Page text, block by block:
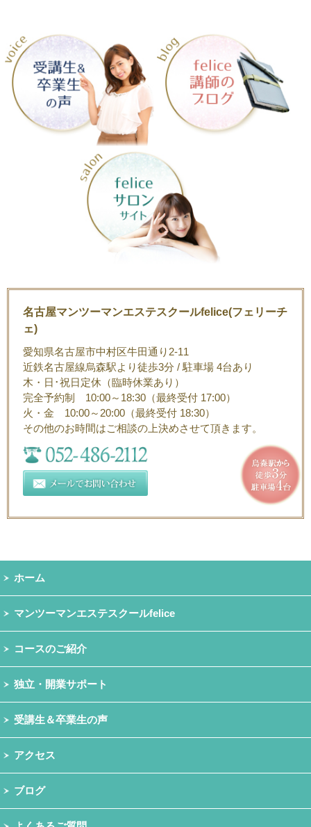
名古屋マンツーマンエステスクールfelice(フェリーチ
ェ)
愛知県名古屋市中村区牛田通り2-11
近鉄名古屋線烏森駅より徒歩3分 / 駐車場 4台あり
木・日･祝日定休（臨時休業あり）
完全予約制 10:00～18:30（最終受付 17:00）
火・金 10:00～20:00（最終受付 18:30）
その他のお時間はご相談の上決めさせて頂きます。
ホーム
マンツーマンエステスクールfelice
コースのご紹介
独立・開業サポート
受講生＆卒業生の声
アクセス
ブログ